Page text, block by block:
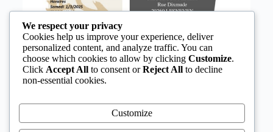
We respect your privacy
Cookies help us improve your experience, deliver
personalized content, and analyze traffic. You can
choose which cookies to allow by clicking Customize.
Click Accept All to consent orReject All to decline
non-essential cookies.
Customize